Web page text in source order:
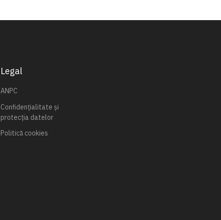
Legal
ANPC
Confidențialitate și
protecția datelor
Politică cookies